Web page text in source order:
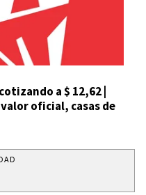
a $ 12,62 |
oficial, casas de